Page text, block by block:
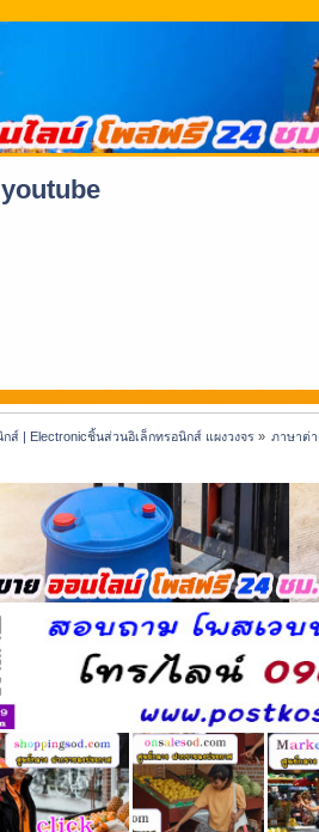
ส์ | Electronicชิ้นส่วนอิเล็กทรอนิกส์ แผงวงจร» ภาษาต่